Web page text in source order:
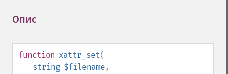
Опис
function xattr_set(
string $filename,